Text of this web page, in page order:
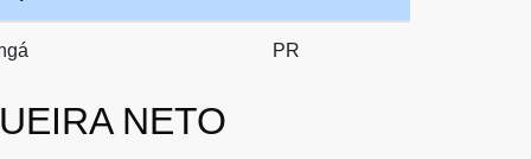
PR
NETO